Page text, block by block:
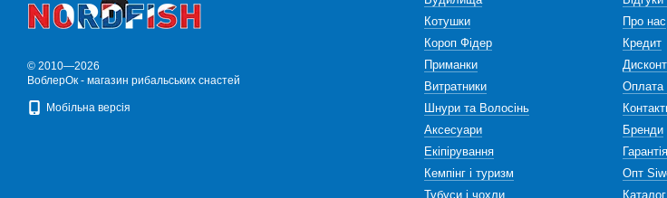
© 2010—2026
ВоблерОк - магазин рибальських снастей
Мобільна версія
Котушки
Короп Фідер
Приманки
Витратники
Шнури та Волосінь
Аксесуари
Екіпірування
Кемпінг і туризм
Тубуси і чохли
Про нас
Кредит
Дисконт
Оплата
Бренди
Опт
Каталог